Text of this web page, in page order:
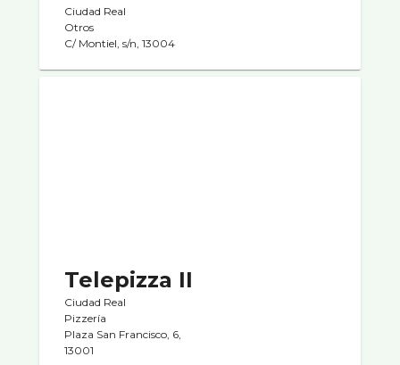
Ciudad Real
Otros
C/ Montiel, s/n, 13004
Telepizza II
Ciudad Real
Pizzerí­a
Plaza San Francisco, 6,
13001